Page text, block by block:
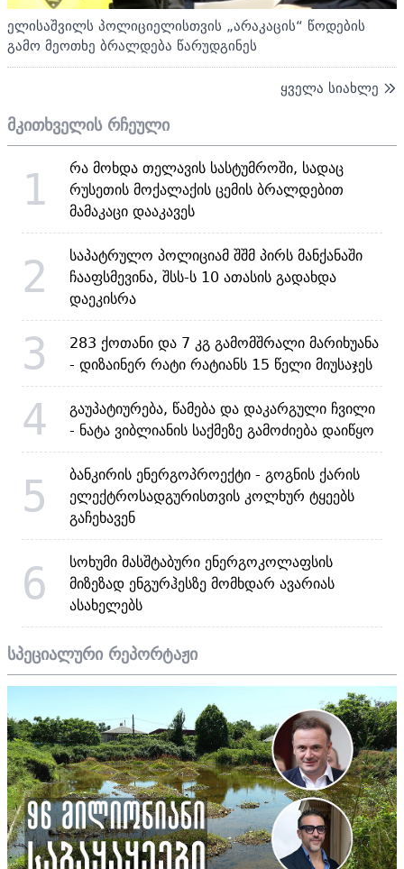
ელისაშვილს პოლიციელისთვის „არაკაცის“ წოდების
გამო მეოთხე ბრალდება წარუდგინეს
ყველა სიახლე
მკითხველის რჩეული
1
რა მოხდა თელავის სასტუმროში, სადაც
რუსეთის მოქალაქის ცემის ბრალდებით
მამაკაცი დააკავეს
2
საპატრულო პოლიციამ შშმ პირს მანქანაში
ჩააფსმევინა, შსს-ს 10 ათასის გადახდა
დაეკისრა
3
283 ქოთანი და 7 კგ გამომშრალი მარიხუანა
- დიზაინერ რატი რატიანს 15 წელი მიუსაჯეს
4
გაუპატიურება, წამება და დაკარგული ჩვილი
- ნატა ვიბლიანის საქმეზე გამოძიება დაიწყო
5
ბანკირის ენერგოპროექტი - გოგნის ქარის
ელექტროსადგურისთვის კოლხურ ტყეებს
გაჩეხავენ
6
სოხუმი მასშტაბური ენერგოკოლაფსის
მიზეზად ენგურჰესზე მომხდარ ავარიას
ასახელებს
სპეციალური რეპორტაჟი